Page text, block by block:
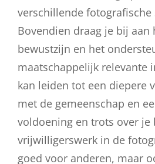
verschillende fotografische
Bovendien draag je bij aan
bewustzijn en het
maatschappelijk relevante
kan leiden tot een diepere
met de gemeenschap en
voldoening en trots over je
vrijwilligerswerk in de
goed voor anderen, maar